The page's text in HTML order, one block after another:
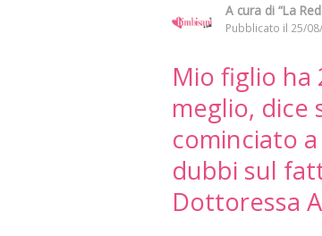
A cura di “La
Pubblicato il 25/
Mio figlio ha
meglio, dice
cominciato
dubbi sul
Dottoressa